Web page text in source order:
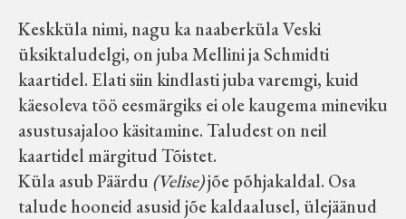
Aiandus
Tuletõrje
Õpperada
Muud koduloolist Velise mailt
Keskküla nimi, nagu ka naaberküla Veski
üksiktaludelgi, on juba Mellini ja Schmidti
kaartidel. Elati siin kindlasti juba varemgi, kuid
käesoleva töö eesmärgiks ei ole kaugema mineviku
asustusajaloo käsitamine. Taludest on neil
kaartidel märgitud Tõistet.
Küla asub Päärdu (Velise)jõe põhjakaldal. Osa
talude hooneid asusid jõe kaldaalusel, ülejäänud